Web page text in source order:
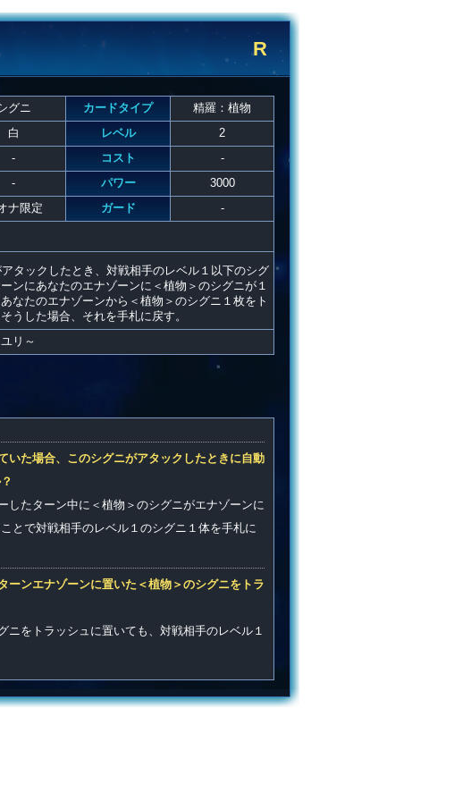
R
グニ カードタイプ
精羅：植物
白 レベル
2
- コスト
-
- パワー
3000
ナ限定 ガード -
アタックしたとき、対戦相手のレベル１以下のシグ
ンにあなたのエナゾーンに＜植物＞のシグニが１
なたのエナゾーンから＜植物＞のシグニ１枚をト
うした場合、それを手札に戻す。
リ～
いた場合、このシグニがアタックしたときに自動
したターン中に＜植物＞のシグニがエナゾーンに
とで対戦相手のレベル１のシグニ１体を手札に
ーンエナゾーンに置いた＜植物＞のシグニをトラ
をトラッシュに置いても、対戦相手のレベル１